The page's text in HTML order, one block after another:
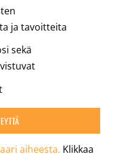
ja tavoitteita
sekä
aiheesta. Klikkaa